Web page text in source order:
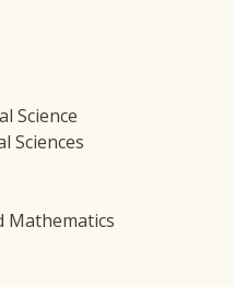
Science
Sciences
Mathematics